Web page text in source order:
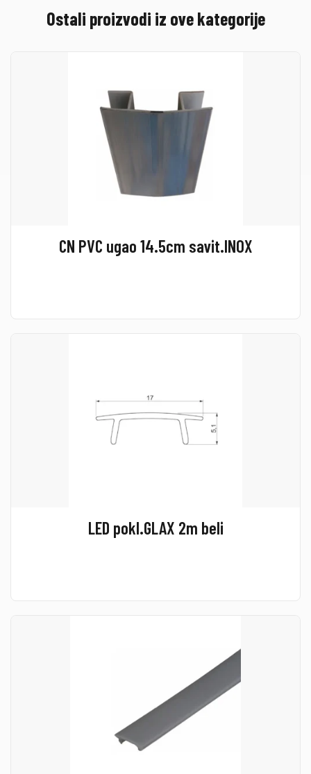
Ostali proizvodi iz ove kategorije
CN PVC ugao 14.5cm savit.INOX
LED pokl.GLAX 2m beli